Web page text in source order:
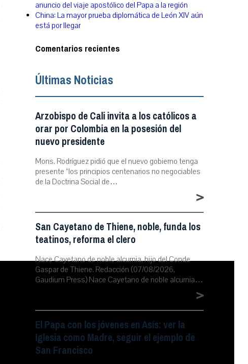
anuncio del viaje apostólico del Papa a la región
China: La mayor prueba diplomática de León XIV aún
está por llegar
Comentarios recientes
Últimas Noticias
Arzobispo de Cali invita a los católicos a
orar por Colombia en la posesión del
nuevo presidente
Mons. Rodríguez pidió que el nuevo gobierno tenga
presente “los principios centenarios no negociables
de la Doctrina Social de…
>
San Cayetano de Thiene, noble, funda los
teatinos, reforma el clero
Nace Cayetano de noble alcurnia, hijo del Conde
Gaspar de Thiene. Redacción (07/08/2026,
Gaudium Press) Nace Cayetano de noble alcurnia…
>
El Papa con los jóvenes en Asís: ver la
Iglesia como Madre, seguir el ejemplo de
San Francisco